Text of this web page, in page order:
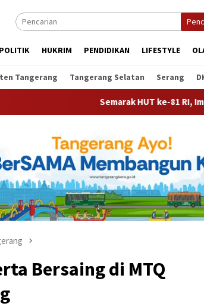
POLITIK HUKRIM PENDIDIKAN LIFESTYLE
Tangerang Tangerang Selatan Serang
Semarak HUT ke-81 RI, Imigrasi
Bersaing di MTQ